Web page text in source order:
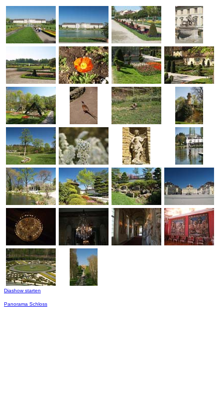
Diashow starten
Panorama Schloss